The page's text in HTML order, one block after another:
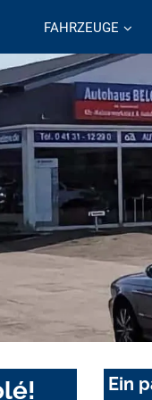
FAHRZEUGE
Ein